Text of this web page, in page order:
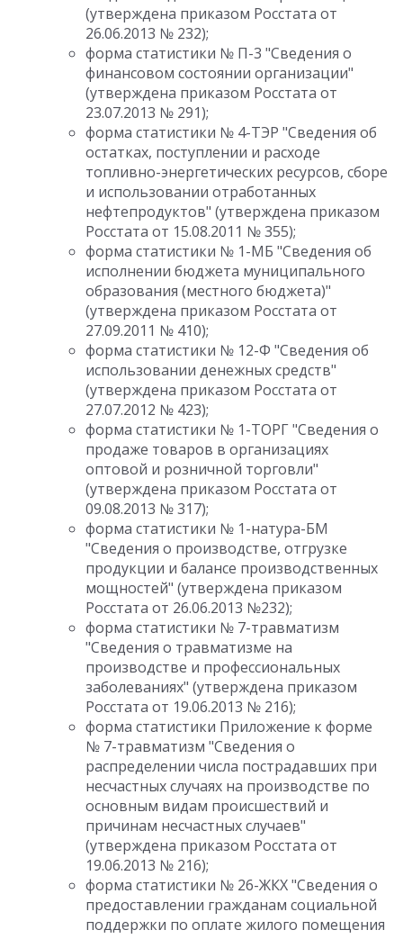
(утверждена приказом Росстата от
26.06.2013 № 232);
форма статистики № П-3 "Сведения о
финансовом состоянии организации"
(утверждена приказом Росстата от
23.07.2013 № 291);
форма статистики № 4-ТЭР "Сведения об
остатках, поступлении и расходе
топливно-энергетических ресурсов, сборе
и использовании отработанных
нефтепродуктов" (утверждена приказом
Росстата от 15.08.2011 № 355);
форма статистики № 1-МБ "Сведения об
исполнении бюджета муниципального
образования (местного бюджета)"
(утверждена приказом Росстата от
27.09.2011 № 410);
форма статистики № 12-Ф "Сведения об
использовании денежных средств"
(утверждена приказом Росстата от
27.07.2012 № 423);
форма статистики № 1-ТОРГ "Сведения о
продаже товаров в организациях
оптовой и розничной торговли"
(утверждена приказом Росстата от
09.08.2013 № 317);
форма статистики № 1-натура-БМ
"Сведения о производстве, отгрузке
продукции и балансе производственных
мощностей" (утверждена приказом
Росстата от 26.06.2013 №232);
форма статистики № 7-травматизм
"Сведения о травматизме на
производстве и профессиональных
заболеваниях" (утверждена приказом
Росстата от 19.06.2013 № 216);
форма статистики Приложение к форме
№ 7-травматизм "Сведения о
распределении числа пострадавших при
несчастных случаях на производстве по
основным видам происшествий и
причинам несчастных случаев"
(утверждена приказом Росстата от
19.06.2013 № 216);
форма статистики № 26-ЖКХ "Сведения о
предоставлении гражданам социальной
поддержки по оплате жилого помещения